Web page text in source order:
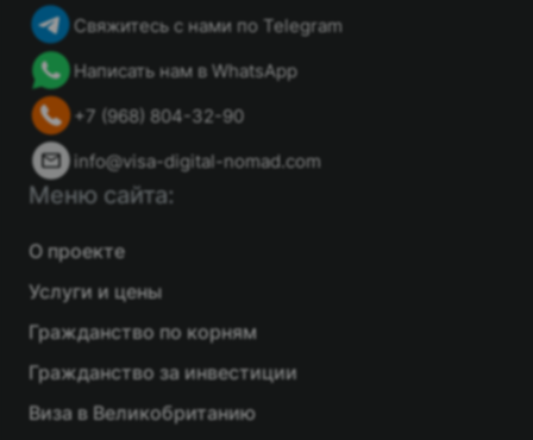
Меню сайта:
О проекте
Услуги и цены
Гражданство по корням
Гражданство за инвестиции
Виза в Великобританию
Свяжитесь с нами по Telegram
Написать нам в WhatsApp
+7 (968) 804-32-90
info@visa-digital-nomad.com